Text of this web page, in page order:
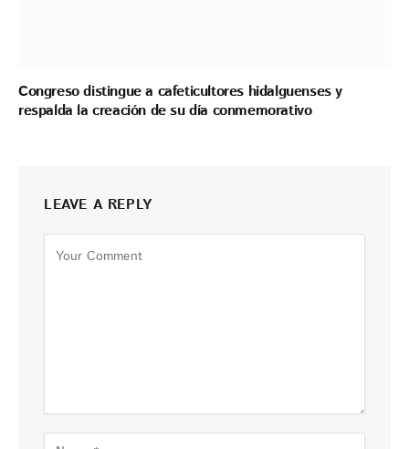
Congreso distingue a cafeticultores hidalguenses y
respalda la creación de su día conmemorativo
LEAVE A REPLY